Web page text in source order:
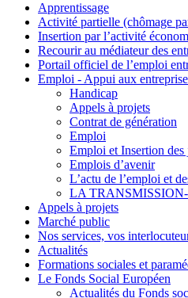
Apprentissage
Activité partielle (chômage
Insertion par l’activité
Recourir au médiateur des
Portail officiel de l’emploi
Emploi - Appui aux
Handicap
Appels à projets
Contrat de génération
Emploi
Emploi et Insertion des
Emplois d’avenir
L’actu de l’emploi et
LA TRANSMISSION-
Appels à projets
Marché public
Nos services, vos
Actualités
Formations sociales et
Le Fonds Social Européen
Actualités du Fonds